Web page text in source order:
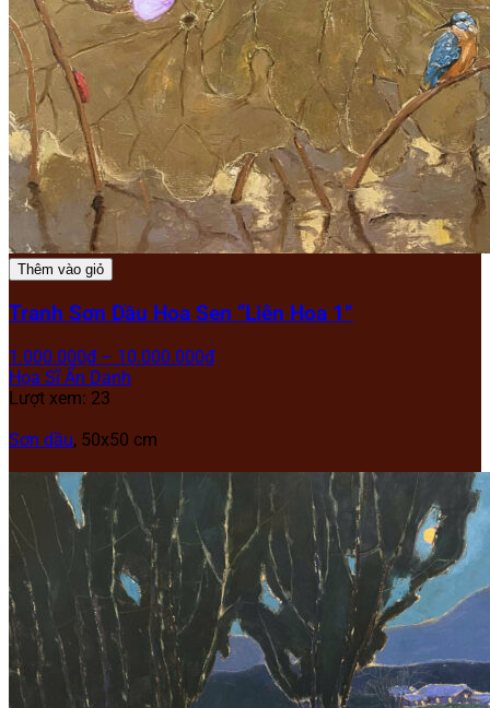
Thêm vào giỏ
Tranh Sơn Dầu Hoa Sen “Liên Hoa 1”
1.000.000₫ – 10.000.000₫
Họa Sĩ Ẩn Danh
Lượt xem: 23
Sơn dầu, 50x50 cm